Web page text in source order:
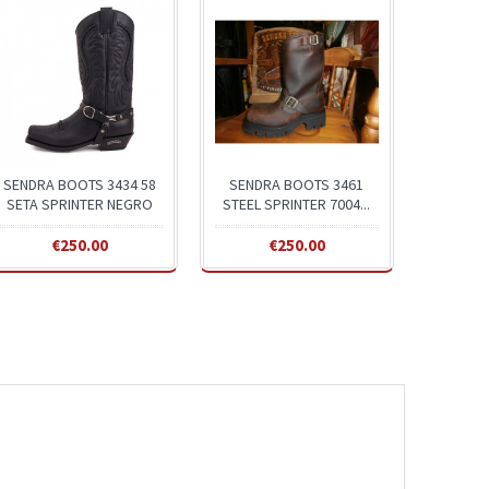
SENDRA BOOTS 3434 58
SETA SPRINTER NEGRO
€250.00
SENDRA BOOTS 3461
STEEL SPRINTER 7004...
€250.00